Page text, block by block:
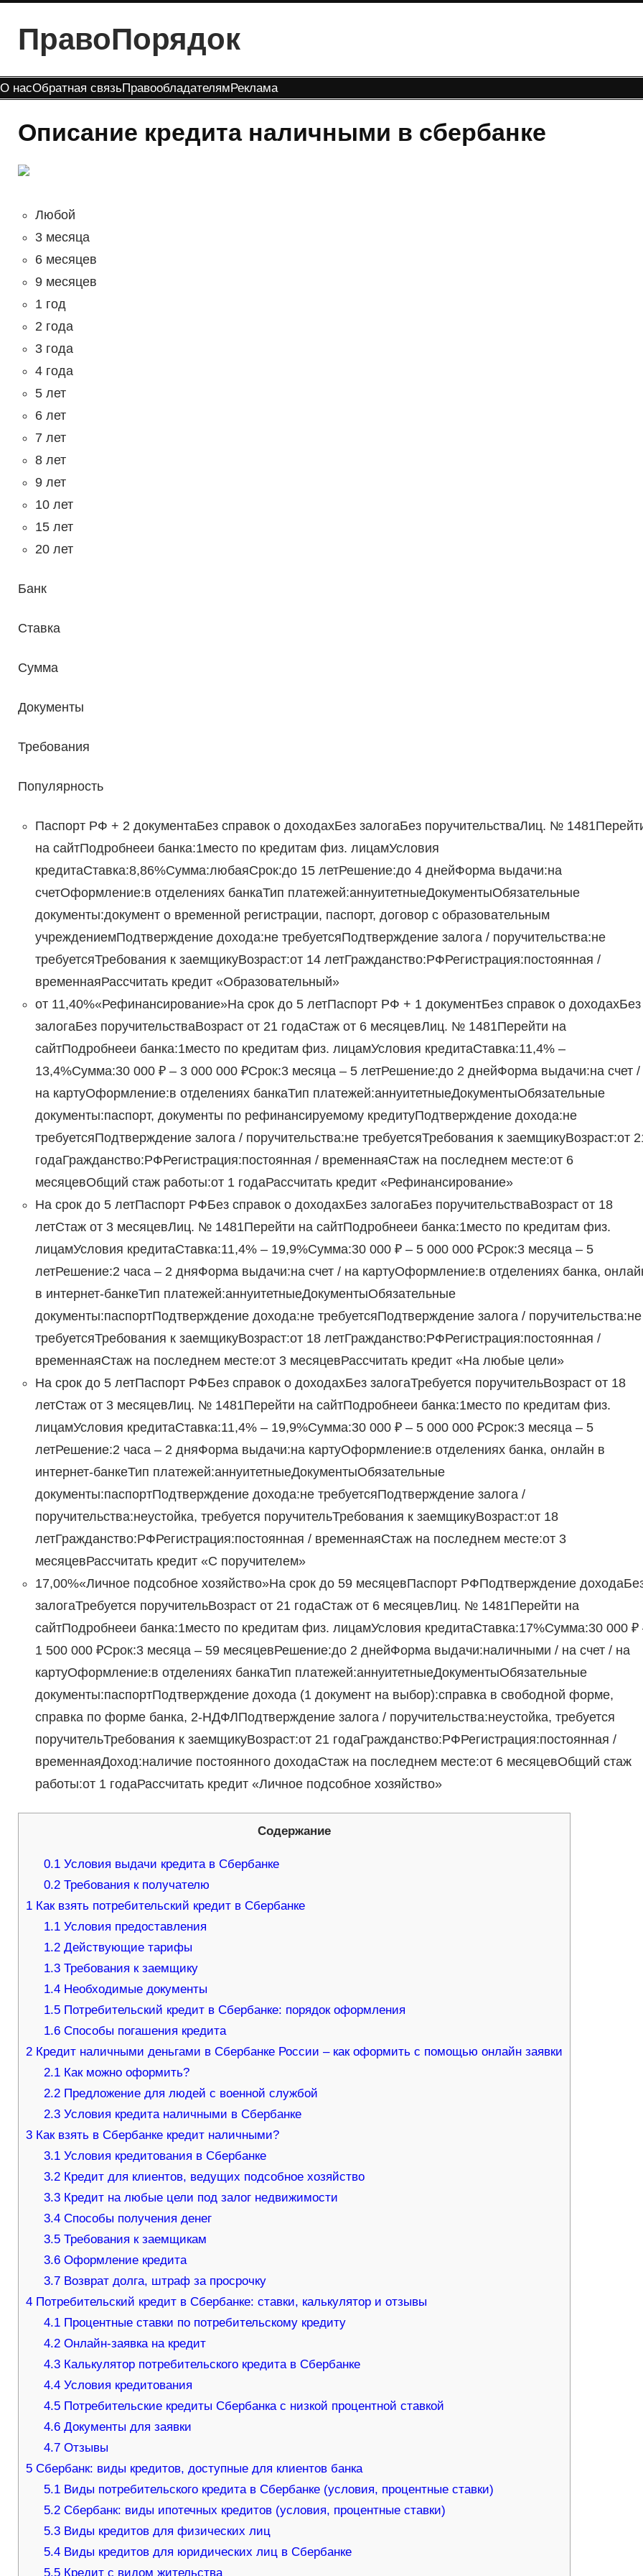
содержимому
ПравоПорядок
О насОбратная связьПравообладателямРеклама
Описание кредита наличными в сбербанке
Любой
3 месяца
6 месяцев
9 месяцев
1 год
2 года
3 года
4 года
5 лет
6 лет
7 лет
8 лет
9 лет
10 лет
15 лет
20 лет
Банк
Ставка
Сумма
Документы
Требования
Популярность
Паспорт РФ + 2 документаБез справок о доходахБез залогаБез поручительстваЛиц. №
на сайтПодробнееи банка:1место по кредитам физ. лицамУсловия
кредитаСтавка:8,86%Сумма:любаяСрок:до 15 летРешение:до 4 днейФорма выдачи:на
счетОформление:в отделениях банкаТип платежей:аннуитетныеДокументыОбязательные
документы:документ о временной регистрации, паспорт, договор с образовательным
учреждениемПодтверждение дохода:не требуетсяПодтверждение залога / поручительства:не
требуетсяТребования к заемщикуВозраст:от 14 летГражданство:РФРегистрация:постоянная /
временнаяРассчитать кредит «Образовательный»
от 11,40%«Рефинансирование»На срок до 5 летПаспорт РФ + 1 документБез справок о доходахБез
залогаБез поручительстваВозраст от 21 годаСтаж от 6 месяцевЛиц. № 1481Перейти на
сайтПодробнееи банка:1место по кредитам физ. лицамУсловия кредитаСтавка:11,4% –
13,4%Сумма:30 000 ₽ – 3 000 000 ₽Срок:3 месяца – 5 летРешение:до 2 днейФорма выдачи:на счет /
на картуОформление:в отделениях банкаТип платежей:аннуитетныеДокументыОбязательные
документы:паспорт, документы по рефинансируемому кредитуПодтверждение дохода:не
требуетсяПодтверждение залога / поручительства:не требуетсяТребования к заемщикуВозраст:от
годаГражданство:РФРегистрация:постоянная / временнаяСтаж на последнем месте:от 6
месяцевОбщий стаж работы:от 1 годаРассчитать кредит «Рефинансирование»
На срок до 5 летПаспорт РФБез справок о доходахБез залогаБез поручительстваВозраст от 18
летСтаж от 3 месяцевЛиц. № 1481Перейти на сайтПодробнееи банка:1место по кредитам физ.
лицамУсловия кредитаСтавка:11,4% – 19,9%Сумма:30 000 ₽ – 5 000 000 ₽Срок:3 месяца – 5
летРешение:2 часа – 2 дняФорма выдачи:на счет / на картуОформление:в отделениях банка,
в интернет-банкеТип платежей:аннуитетныеДокументыОбязательные
документы:паспортПодтверждение дохода:не требуетсяПодтверждение залога / поручительства:не
требуетсяТребования к заемщикуВозраст:от 18 летГражданство:РФРегистрация:постоянная /
временнаяСтаж на последнем месте:от 3 месяцевРассчитать кредит «На любые цели»
На срок до 5 летПаспорт РФБез справок о доходахБез залогаТребуется поручительВозраст от 18
летСтаж от 3 месяцевЛиц. № 1481Перейти на сайтПодробнееи банка:1место по кредитам физ.
лицамУсловия кредитаСтавка:11,4% – 19,9%Сумма:30 000 ₽ – 5 000 000 ₽Срок:3 месяца – 5
летРешение:2 часа – 2 дняФорма выдачи:на картуОформление:в отделениях банка, онлайн в
интернет-банкеТип платежей:аннуитетныеДокументыОбязательные
документы:паспортПодтверждение дохода:не требуетсяПодтверждение залога /
поручительства:неустойка, требуется поручительТребования к заемщикуВозраст:от 18
летГражданство:РФРегистрация:постоянная / временнаяСтаж на последнем месте:от 3
месяцевРассчитать кредит «С поручителем»
17,00%«Личное подсобное хозяйство»На срок до 59 месяцевПаспорт РФПодтверждение
залогаТребуется поручительВозраст от 21 годаСтаж от 6 месяцевЛиц. № 1481Перейти на
сайтПодробнееи банка:1место по кредитам физ. лицамУсловия кредитаСтавка:17%Сумма:30 000 ₽
1 500 000 ₽Срок:3 месяца – 59 месяцевРешение:до 2 днейФорма выдачи:наличными / на счет / на
картуОформление:в отделениях банкаТип платежей:аннуитетныеДокументыОбязательные
документы:паспортПодтверждение дохода (1 документ на выбор):справка в свободной форме,
справка по форме банка, 2‑НДФЛПодтверждение залога / поручительства:неустойка, требуется
поручительТребования к заемщикуВозраст:от 21 годаГражданство:РФРегистрация:постоянная /
временнаяДоход:наличие постоянного доходаСтаж на последнем месте:от 6 месяцевОбщий стаж
работы:от 1 годаРассчитать кредит «Личное подсобное хозяйство»
Содержание
0.1 Условия выдачи кредита в Сбербанке
0.2 Требования к получателю
1Как взять потребительский кредит в Сбербанке
1.1 Условия предоставления
1.2 Действующие тарифы
1.3 Требования к заемщику
1.4 Необходимые документы
1.5 Потребительский кредит в Сбербанке: порядок оформления
1.6 Способы погашения кредита
2Кредит наличными деньгами в Сбербанке России – как оформить с помощью онлайн заявки
2.1 Как можно оформить?
2.2 Предложение для людей с военной службой
2.3 Условия кредита наличными в Сбербанке
3Как взять в Сбербанке кредит наличными?
3.1 Условия кредитования в Сбербанке
3.2 Кредит для клиентов, ведущих подсобное хозяйство
3.3 Кредит на любые цели под залог недвижимости
3.4 Способы получения денег
3.5 Требования к заемщикам
3.6 Оформление кредита
3.7 Возврат долга, штраф за просрочку
4Потребительский кредит в Сбербанке: ставки, калькулятор и отзывы
4.1 Процентные ставки по потребительскому кредиту
4.2 Онлайн-заявка на кредит
4.3 Калькулятор потребительского кредита в Сбербанке
4.4 Условия кредитования
4.5 Потребительские кредиты Сбербанка с низкой процентной ставкой
4.6 Документы для заявки
4.7 Отзывы
5Сбербанк: виды кредитов, доступные для клиентов банка
5.1 Виды потребительского кредита в Сбербанке (условия, процентные ставки)
5.2 Сбербанк: виды ипотечных кредитов (условия, процентные ставки)
5.3 Виды кредитов для физических лиц
5.4 Виды кредитов для юридических лиц в Сбербанке
5.5 Кредит с видом жительства